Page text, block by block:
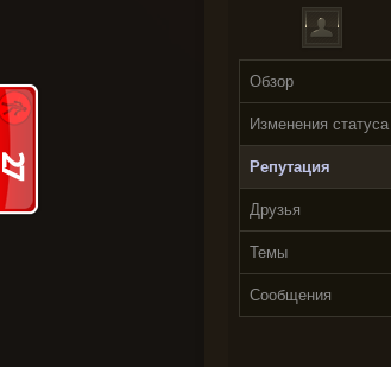
Обзор
Изменения статуса
Репутация
Друзья
Темы
Сообщения